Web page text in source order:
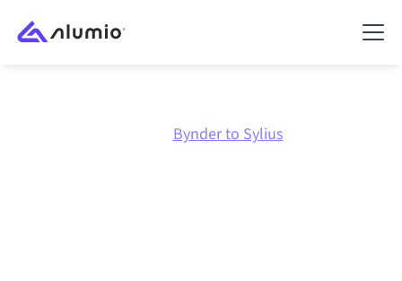
Bynder to Sylius